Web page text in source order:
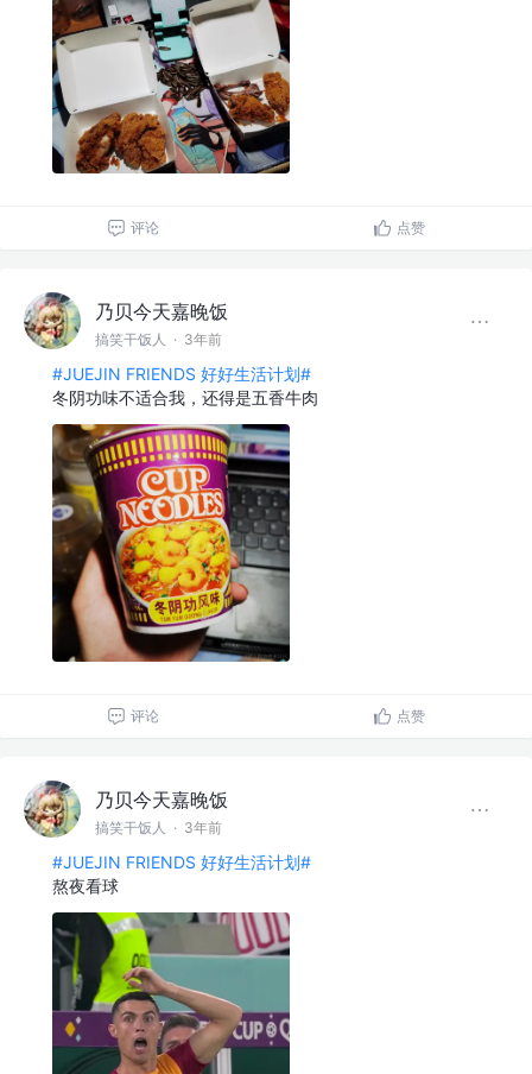
评论 点赞
乃贝今天嘉晚饭
搞笑干饭人 · 3年前
#JUEJIN FRIENDS 好好生活计划#
冬阴功味不适合我，还得是五香牛肉
评论 点赞
乃贝今天嘉晚饭
搞笑干饭人 · 3年前
#JUEJIN FRIENDS 好好生活计划#
熬夜看球